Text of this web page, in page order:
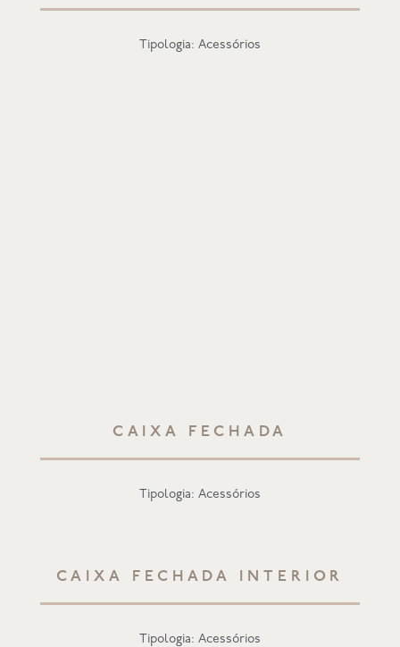
Tipologia: Acessórios
CAIXA FECHADA
Tipologia: Acessórios
CAIXA FECHADA INTERIOR
Tipologia: Acessórios